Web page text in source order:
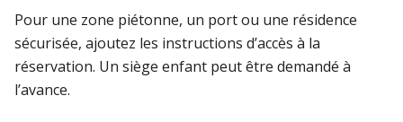
Pour une zone piétonne, un port ou une résidence
sécurisée, ajoutez les instructions d’accès à la
réservation. Un siège enfant peut être demandé à
l’avance.